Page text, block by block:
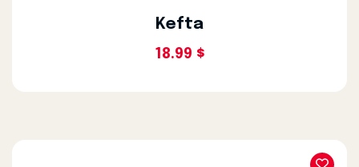
Kefta
18.99 $